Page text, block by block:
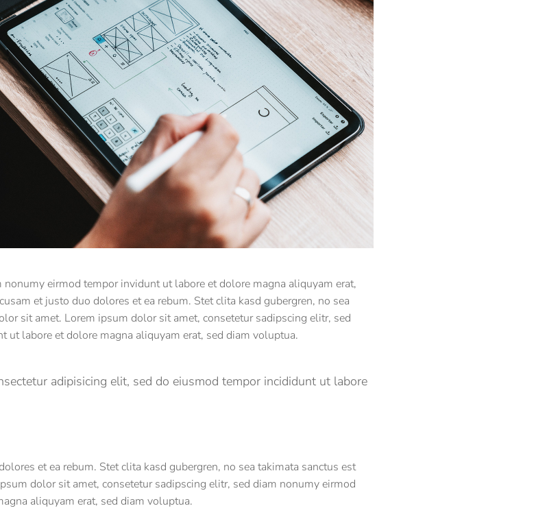
eirmod tempor invidunt ut labore et dolore magna aliquyam erat,
et justo duo dolores et ea rebum. Stet clita kasd gubergren, no sea
sit amet. Lorem ipsum dolor sit amet, consetetur sadipscing elitr, sed
ut labore et dolore magna aliquyam erat, sed diam voluptua.
adipisicing elit, sed do eiusmod tempor incididunt ut labore
et ea rebum. Stet clita kasd gubergren, no sea takimata sanctus est
dolor sit amet, consetetur sadipscing elitr, sed diam nonumy eirmod
aliquyam erat, sed diam voluptua.